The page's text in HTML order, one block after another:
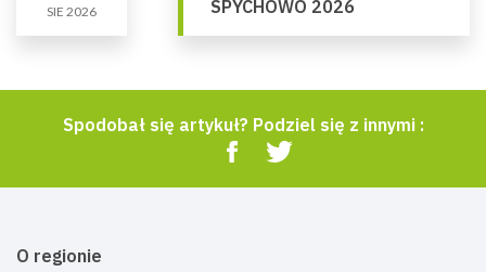
SIE 2026
SPYCHOWO 2026
Spodobał się artykuł? Podziel się z innymi :
O regionie